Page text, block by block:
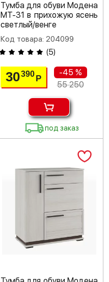
Тумба для обуви Модена
МТ-31 в прихожую ясень
светлый/венге
Код товара: 204099
(5)
30390 Р
-45 %
55 250
под заказ